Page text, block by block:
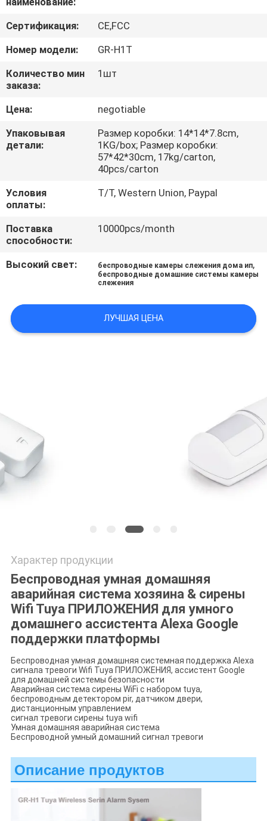
ЗАВОДУ
КОНТРОЛЬ
КАЧЕСТВА
СВЯЖИТЕСЬ
С
НАМИ
ЗАПРОСИТЕ
ЦИТАТУ
КАРТА
САЙТА
ПОЛИТИКА
УЕДИНЕНИЯ
Сертификация:
CE,FCC
Номер модели:
GR-H1T
Количество мин
заказа:
1шт
Цена:
negotiable
Упаковывая
детали:
Размер коробки: 14*14*7.8cm,
1KG/box; Размер коробки:
57*42*30cm, 17kg/carton,
40pcs/carton
Условия
оплаты:
T/T, Western Union, Paypal
Поставка
способности:
10000pcs/month
Высокий свет: беспроводные камеры слежения дома ип,
беспроводные домашние системы камеры
слежения
ЛУЧШАЯ ЦЕНА
Характер продукции
Беспроводная умная домашняя
аварийная система хозяина & сирены
Wifi Tuya ПРИЛОЖЕНИЯ для умного
домашнего ассистента Alexa Google
поддержки платформы
Беспроводная умная домашняя системная поддержка Alexa
сигнала тревоги Wifi Tuya ПРИЛОЖЕНИЯ, ассистент Google
для домашней системы безопасности
Аварийная система сирены WiFi с набором tuya,
беспроводным детектором pir, датчиком двери,
дистанционным управлением
сигнал тревоги сирены tuya wifi
Умная домашняя аварийная система
Беспроводной умный домашний сигнал тревоги
Описание продуктов